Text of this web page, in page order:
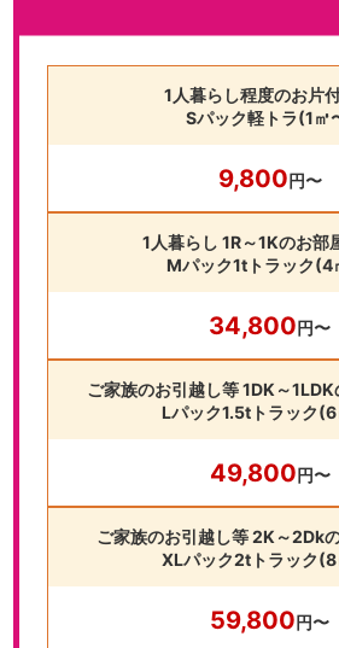
1人暮らし程度のお片
Sパック軽トラ(1㎥
9,800円〜
1人暮らし 1R～1Kのお部
Mパック1tトラック(4
34,800円〜
ご家族のお引越し等 1DK～
Lパック1.5tトラック
49,800円〜
ご家族のお引越し等 2K～2Dk
XLパック2tトラック
59,800円〜